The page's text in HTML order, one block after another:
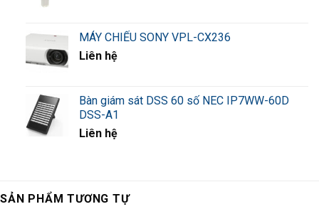
MÁY CHIẾU SONY VPL-CX236
Liên hệ
Bàn giám sát DSS 60 số NEC IP7WW-60D
DSS-A1
Liên hệ
SẢN PHẨM TƯƠNG TỰ